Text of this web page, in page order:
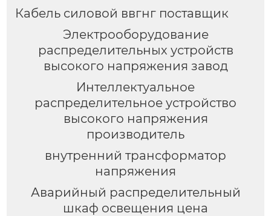
Кабель силовой ввгнг поставщик
Электрооборудование
распределительных устройств
высокого напряжения завод
Интеллектуальное
распределительное устройство
высокого напряжения
производитель
внутренний трансформатор
напряжения
Аварийный распределительный
шкаф освещения цена